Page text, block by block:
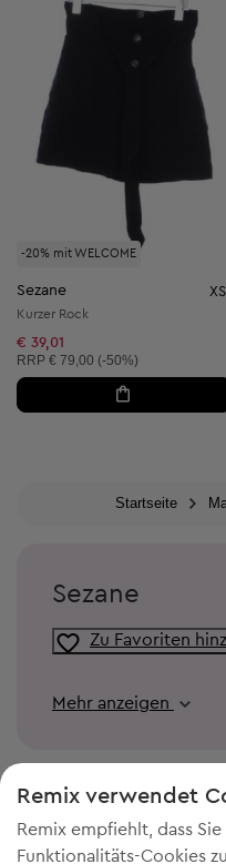
-20% mit WELCOME
Sezane XS
Kurzer Rock
€ 39,01
Unverbindliche Preisempfehlung:
RRP € 79,00 (-50%)
Startseite
Sezane
Zu Favoriten
Mehr anzeigen
Remix verwendet
Remix empfiehlt, dass
Funktionalitäts-Cookies